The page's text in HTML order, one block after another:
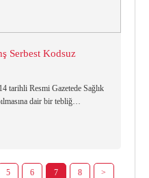
Serbest Kodsuz
tarihli Resmi Gazetede Sağlık
dair bir tebliğ
5 6 7 8 >